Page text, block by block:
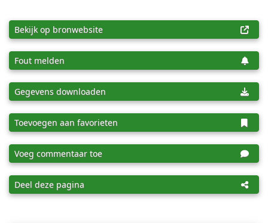
Bekijk op bronwebsite
Fout melden
Gegevens downloaden
Toevoegen aan favorieten
Voeg commentaar toe
Deel deze pagina